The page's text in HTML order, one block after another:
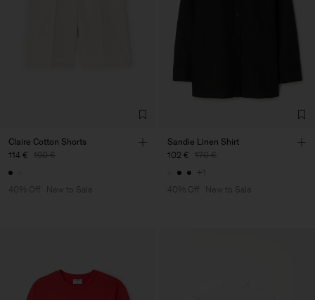
Claire Cotton Shorts
114 € 190 €
40% Off New to Sale
Sandie Linen Shirt
102 € 170 €
+1
40% Off
New to Sale